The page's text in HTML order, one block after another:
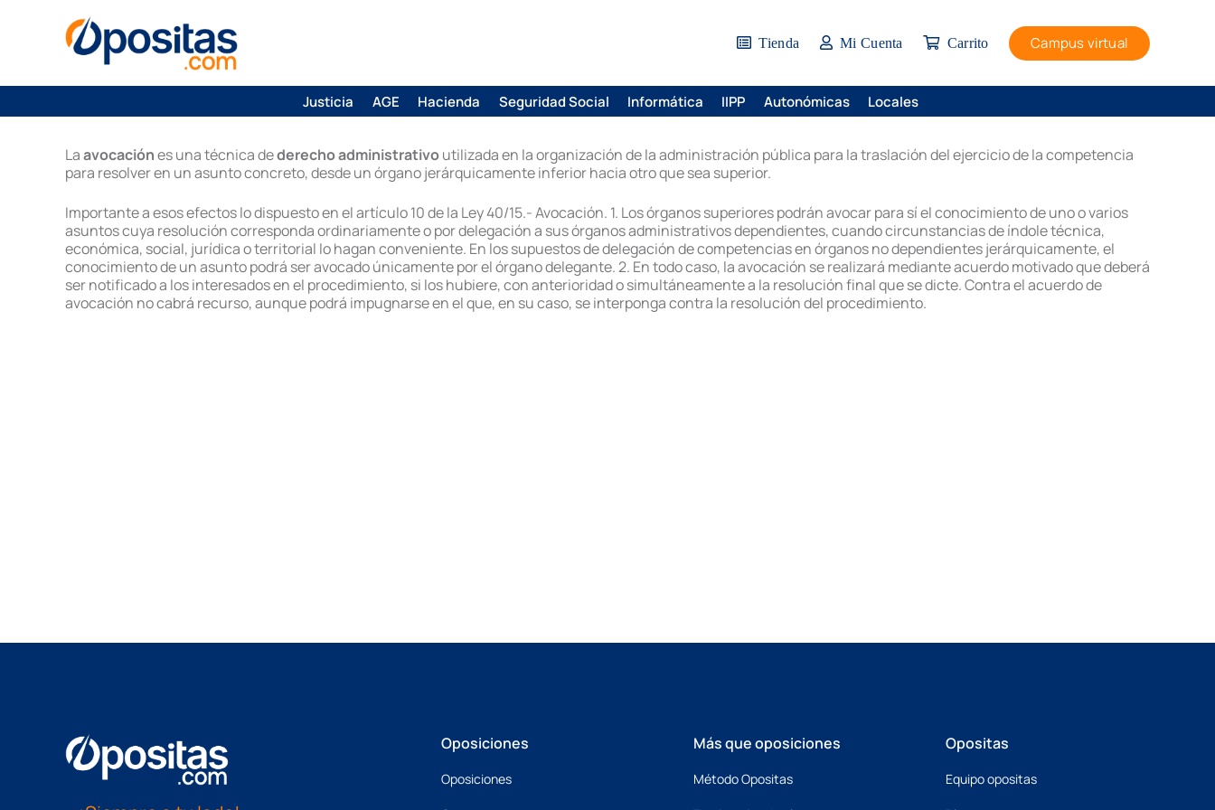
Tienda Mi Cuenta Carrito Campus virtual
Justicia AGE Hacienda Seguridad Social Informática IIPP Autonómicas Locales
Laavocaciónes una técnica dederecho administrativoutilizada en la organización de la administración pública para la traslación del ejercicio de la competencia
para resolver en un asunto concreto, desde un órgano jerárquicamente inferior hacia otro que sea superior.
Importante a esos efectos lo dispuesto en el artículo 10 de la Ley 40/15.- Avocación. 1. Los órganos superiores podrán avocar para sí el conocimiento de uno o varios
asuntos cuya resolución corresponda ordinariamente o por delegación a sus órganos administrativos dependientes, cuando circunstancias de índole técnica,
económica, social, jurídica o territorial lo hagan conveniente. En los supuestos de delegación de competencias en órganos no dependientes jerárquicamente, el
conocimiento de un asunto podrá ser avocado únicamente por el órgano delegante. 2. En todo caso, la avocación se realizará mediante acuerdo motivado que deberá
ser notificado a los interesados en el procedimiento, si los hubiere, con anterioridad o simultáneamente a la resolución final que se dicte. Contra el acuerdo de
avocación no cabrá recurso, aunque podrá impugnarse en el que, en su caso, se interponga contra la resolución del procedimiento.
Oposiciones
Oposiciones
Más que oposiciones
Método Opositas
Opositas
Equipo opositas